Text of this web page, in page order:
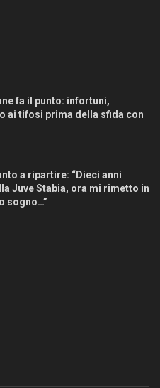
fa il punto: infortuni,
ai tifosi prima della sfida con
a ripartire: “Dieci anni
Juve Stabia, ora mi rimetto in
sogno…”